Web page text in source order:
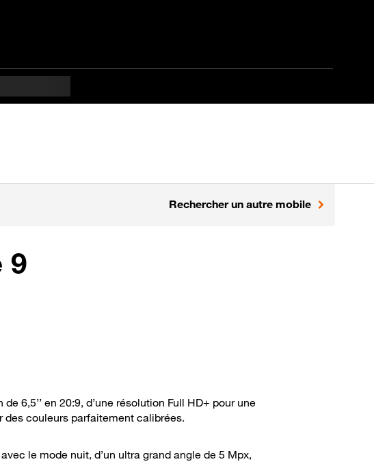
Rechercher un autre mobile
9
6,5’’ en 20:9, d’une résolution Full HD+ pour une
des couleurs parfaitement calibrées.
le mode nuit, d’un ultra grand angle de 5 Mpx,